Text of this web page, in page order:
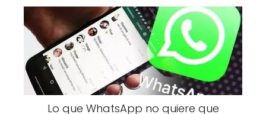
Lo que WhatsApp no quiere que